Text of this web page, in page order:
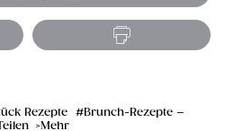
Rezepte
Brunch-Rezepte –
Mehr